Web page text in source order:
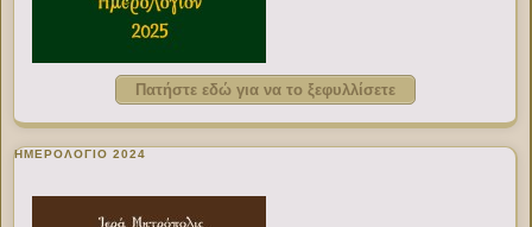
Πατήστε εδώ για να το ξεφυλλίσετε
ΗΜΕΡΟΛΟΓΙΟ 2024